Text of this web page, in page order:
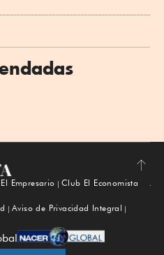
Subir
El Empresario
Club El Economista
Aviso de Privacidad Integral